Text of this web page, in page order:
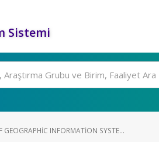
Sistemi
GEOGRAPHIC INFORMATION SYSTE...